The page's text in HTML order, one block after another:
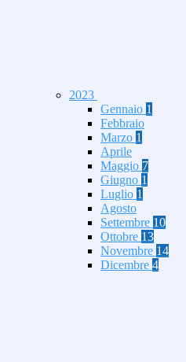
2023
Gennaio 1
Febbraio
Marzo 1
Aprile
Maggio 7
Giugno 1
Luglio 1
Agosto
Settembre 10
Ottobre 13
Novembre 14
Dicembre 4